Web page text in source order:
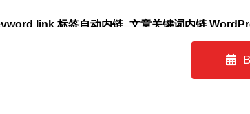
link 标签自动内链_文章关键词内链